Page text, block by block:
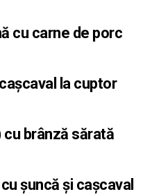
cu carne de porc
la cuptor
brânză sărată
șuncă și cașcaval